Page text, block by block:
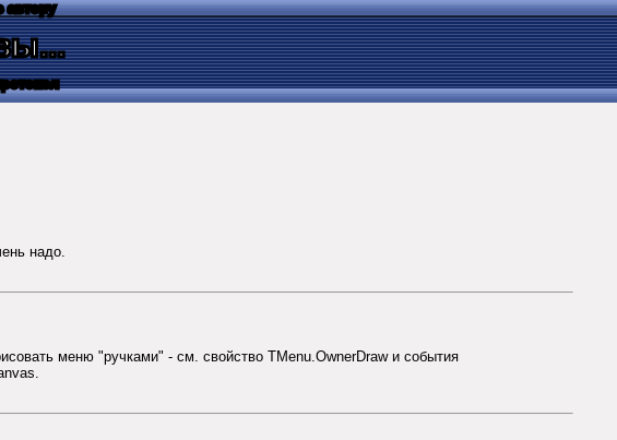
автору
надо.
меню "ручками" - см. свойство TMenu.OwnerDraw и события